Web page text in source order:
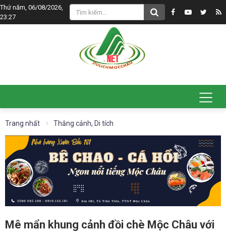
Thứ năm, 06/08/2026,
23:27
Trang nhất Thắng cảnh, Di tích
Mê mẩn khung cảnh đồi chè Mộc Châu với